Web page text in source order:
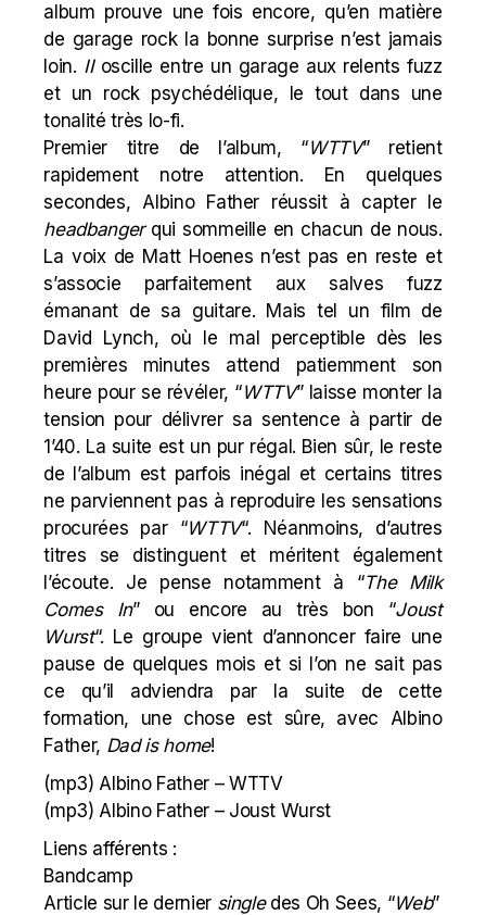
album prouve une fois encore, qu’en matière
de garage rock la bonne surprise n’est jamais
loin. II oscille entre un garage aux relents fuzz
et un rock psychédélique, le tout dans une
tonalité très lo-fi.
Premier titre de l’album, “WTTV” retient
rapidement notre attention. En quelques
secondes, Albino Father réussit à capter le
headbanger qui sommeille en chacun de nous.
La voix de Matt Hoenes n’est pas en reste et
s’associe parfaitement aux salves fuzz
émanant de sa guitare. Mais tel un film de
David Lynch, où le mal perceptible dès les
premières minutes attend patiemment son
heure pour se révéler, “WTTV” laisse monter la
tension pour délivrer sa sentence à partir de
1’40. La suite est un pur régal. Bien sûr, le reste
de l’album est parfois inégal et certains titres
ne parviennent pas à reproduire les sensations
procurées par “WTTV“. Néanmoins, d’autres
titres se distinguent et méritent également
l’écoute. Je pense notamment à “The Milk
Comes In” ou encore au très bon “Joust
Wurst“. Le groupe vient d’annoncer faire une
pause de quelques mois et si l’on ne sait pas
ce qu’il adviendra par la suite de cette
formation, une chose est sûre, avec Albino
Father, Dad is home!
(mp3) Albino Father – WTTV
(mp3) Albino Father – Joust Wurst
Liens afférents :
Bandcamp
Article sur le dernier single des Oh Sees, “Web”